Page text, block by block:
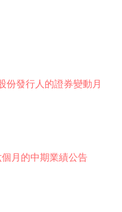
份發行人的證券變動月
月的中期業績公告